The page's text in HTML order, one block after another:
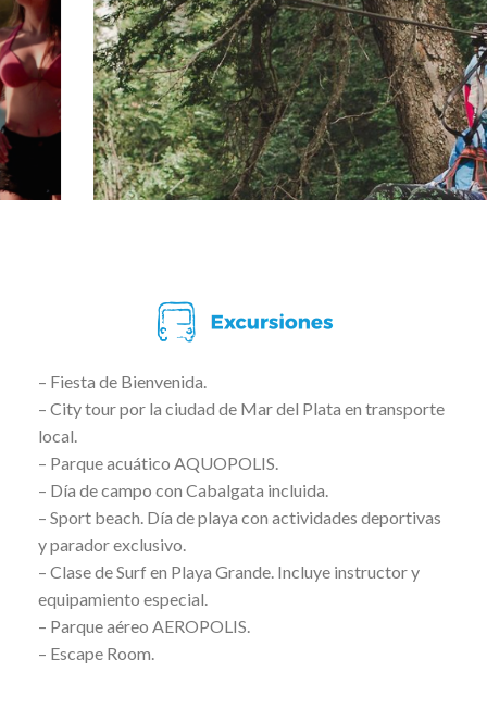
– Fiesta de Bienvenida.
– City tour por la ciudad de Mar del Plata en transporte
local.
– Parque acuático AQUOPOLIS.
– Día de campo con Cabalgata incluida.
– Sport beach. Día de playa con actividades deportivas
y parador exclusivo.
– Clase de Surf en Playa Grande. Incluye instructor y
equipamiento especial.
– Parque aéreo AEROPOLIS.
– Escape Room.